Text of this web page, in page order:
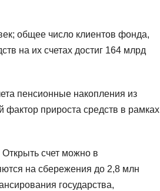
общее число клиентов фонда,
на их счетах достиг 164 млрд
пенсионные накопления из
прироста средств в рамках
счет можно в
на сбережения до 2,8 млн
государства,